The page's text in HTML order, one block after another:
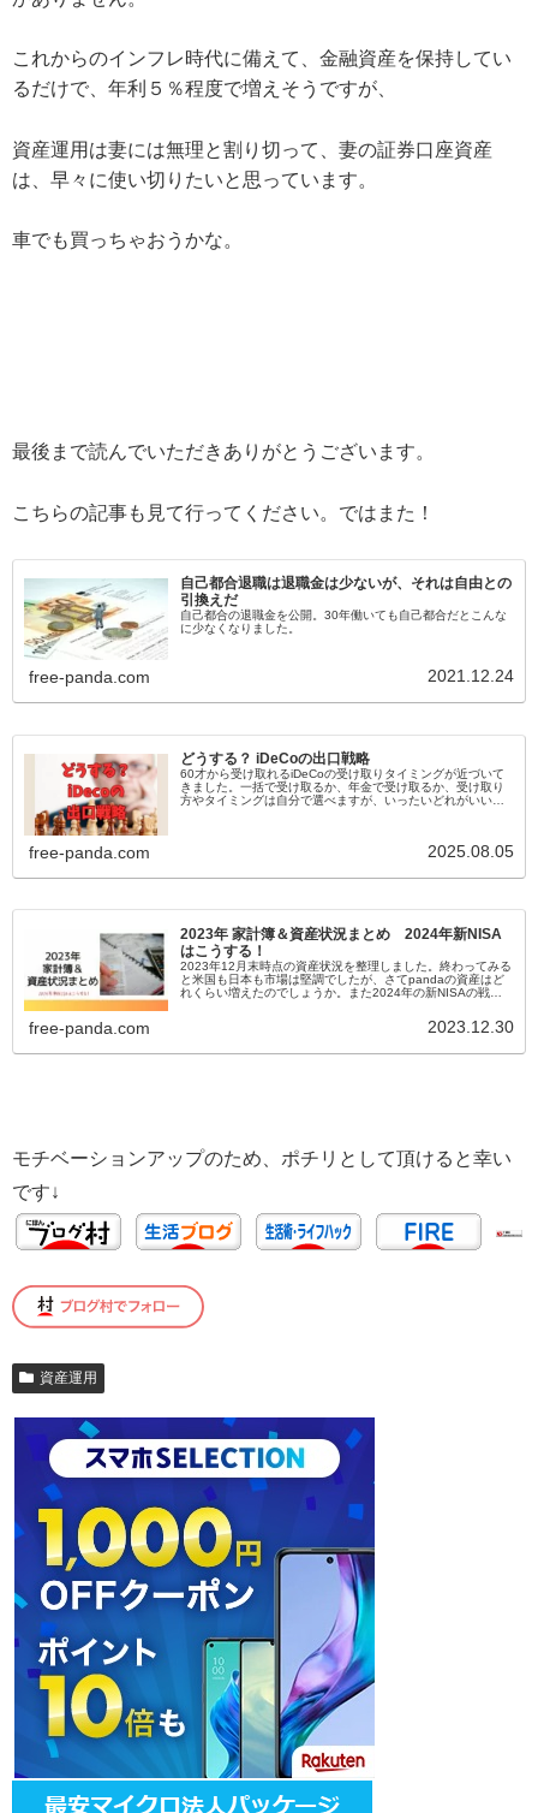
これからのインフレ時代に備えて、金融資産を保持してい
るだけで、年利５％程度で増えそうですが、
資産運用は妻には無理と割り切って、妻の証券口座資産
は、早々に使い切りたいと思っています。
車でも買っちゃおうかな。
最後まで読んでいただきありがとうございます。
こちらの記事も見て行ってください。ではまた！
自己都合退職は退職金は少ないが、それは自由との
引換えだ
自己都合の退職金を公開。30年働いても自己都合だとこんな
に少なくなりました。
free-panda.com 2021.12.24
どうする？ iDeCoの出口戦略
60才から受け取れるiDeCoの受け取りタイミングが近づいて
きました。一括で受け取るか、年金で受け取るか、受け取り
方やタイミングは自分で選べますが、いったいどれがいいの
free-panda.com 2025.08.05
2023年 家計簿＆資産状況まとめ 2024年新NISA
はこうする！
2023年12月末時点の資産状況を整理しました。終わってみる
と米国も日本も市場は堅調でしたが、さてpandaの資産はど
れくらい増えたのでしょうか。また2024年の新NISAの戦略
free-panda.com 2023.12.30
モチベーションアップのため、ポチリとして頂けると幸い
です↓
資産運用